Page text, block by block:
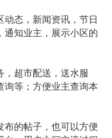
态，新闻资讯，节日
通知业主，展示小区的
超市配送，送水服
等；方便业主查询本
的帖子，也可以方便